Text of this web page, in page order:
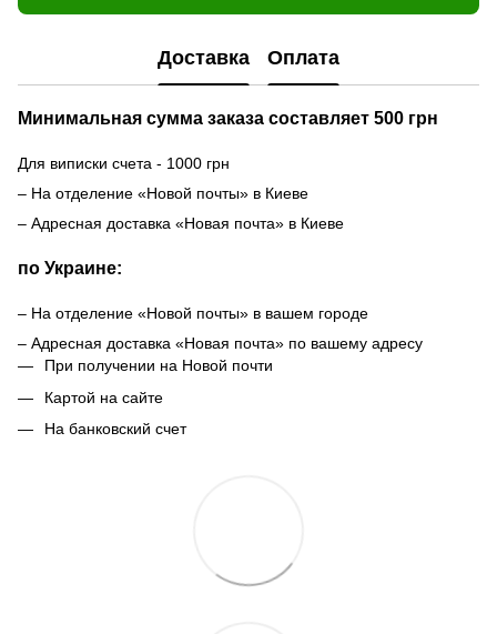
Доставка Оплата
Минимальная сумма заказа составляет 500 грн
Для виписки счета - 1000 грн
– На отделение «Новой почты» в Киеве
– Адресная доставка «Новая почта» в Киеве
по Украине:
– На отделение «Новой почты» в вашем городе
– Адресная доставка «Новая почта» по вашему адресу
При получении на Новой почти
Картой на сайте
На банковский счет